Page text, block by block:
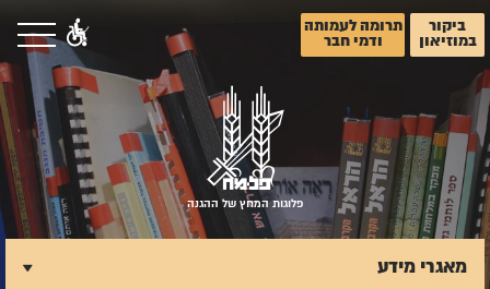
ביקור
במוזיאון
תרומה לעמותה
ודמי חבר
פלוגות המחץ של ההגנה
מאגרי מידע